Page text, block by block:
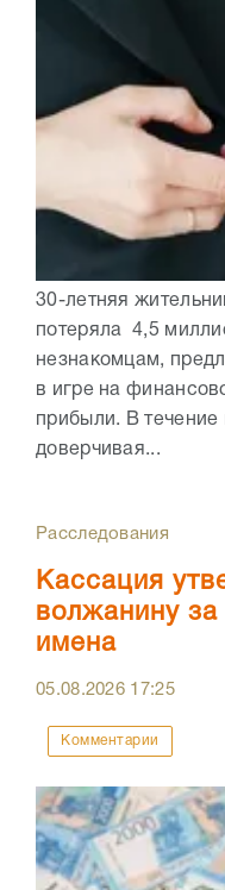
30-летняя
потеряла 4,5
незнакомцам,
в игре на
прибыли. В течение
доверчивая...
Расследования
Кассация
волжанину
имена
05.08.2026 17:25
Комментарии